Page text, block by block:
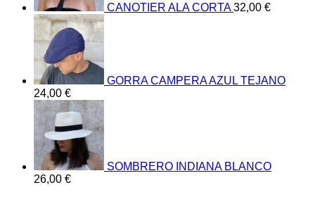
CANOTIER ALA CORTA 32,00 €
GORRA CAMPERA AZUL TEJANO
24,00 €
SOMBRERO INDIANA BLANCO
26,00 €